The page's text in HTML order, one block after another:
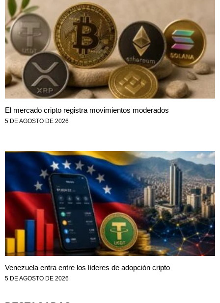
El mercado cripto registra movimientos moderados
5 DE AGOSTO DE 2026
Venezuela entra entre los líderes de adopción cripto
5 DE AGOSTO DE 2026